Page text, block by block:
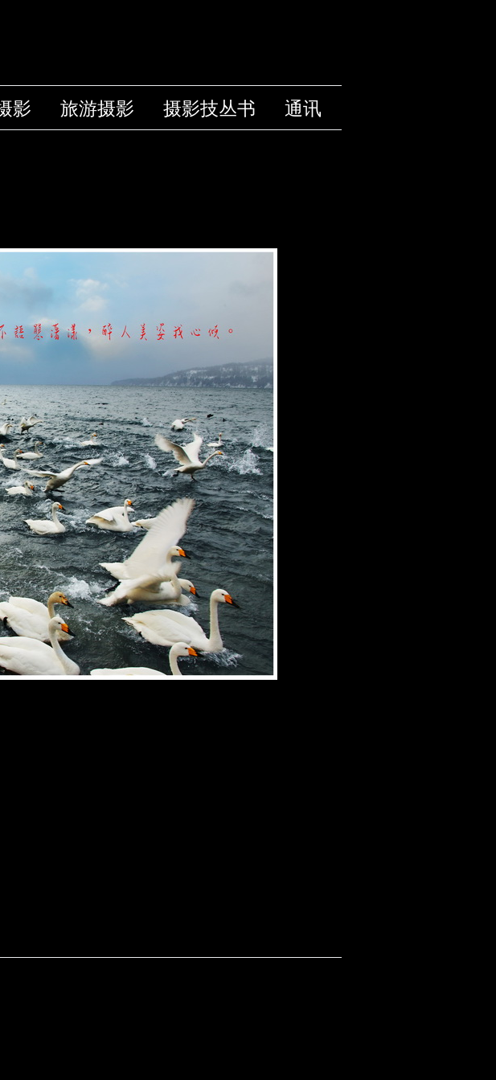
影 旅游摄影 摄影技丛书 通讯